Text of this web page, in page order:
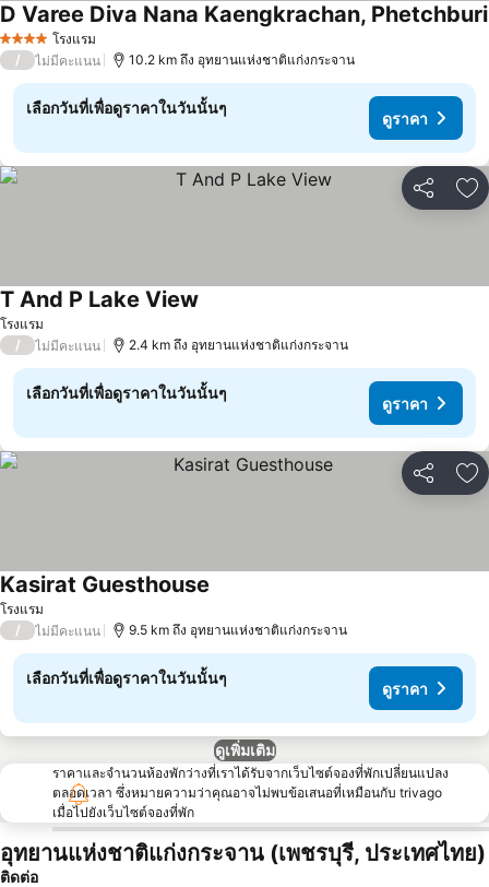
4 ดาว โรงแรม
D Varee Diva Nana Kaengkrachan, Phetchburi
/ ไม่มีคะแนน 10.2 km ถึง อุทยานแห่งชาติแก่งกระจาน
เลือกวันที่เพื่อดูราคาในวันนั้นๆ
ดูราคา
แชร์ เ
โรงแรม
T And P Lake View
/ ไม่มีคะแนน 2.4 km ถึง อุทยานแห่งชาติแก่งกระจาน
เลือกวันที่เพื่อดูราคาในวันนั้นๆ
ดูราคา
แชร์ เ
โรงแรม
Kasirat Guesthouse
/ ไม่มีคะแนน 9.5 km ถึง อุทยานแห่งชาติแก่งกระจาน
เลือกวันที่เพื่อดูราคาในวันนั้นๆ
ดูราคา
ดูเพิ่มเติม
ราคาและจำนวนห้องพักว่างที่เราได้รับจากเว็บไซต์จองที่พักเปลี่ยนแปลง
ตลอดเวลา ซึ่งหมายความว่าคุณอาจไม่พบข้อเสนอที่เหมือนกับ trivago
เมื่อไปยังเว็บไซต์จองที่พัก
อุทยานแห่งชาติแก่งกระจาน (เพชรบุรี, ประเทศไทย)
ติดต่อ